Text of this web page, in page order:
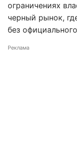
ограничениях
черный рынок,
без
Реклама